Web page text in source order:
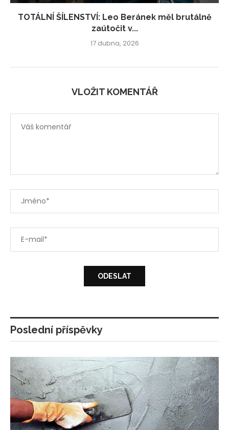
TOTÁLNÍ ŠÍLENSTVÍ: Leo Beránek měl brutálně
zaútočit v...
17 dubna, 2026
VLOŽIT KOMENTÁŘ
Poslední příspěvky